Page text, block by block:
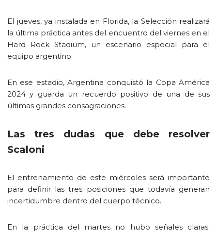
El jueves, ya instalada en Florida, la Selección realizará
la última práctica antes del encuentro del viernes en el
Hard Rock Stadium, un escenario especial para el
equipo argentino.
En ese estadio, Argentina conquistó la Copa América
2024 y guarda un recuerdo positivo de una de sus
últimas grandes consagraciones.
Las tres dudas que debe resolver
Scaloni
El entrenamiento de este miércoles será importante
para definir las tres posiciones que todavía generan
incertidumbre dentro del cuerpo técnico.
En la práctica del martes no hubo señales claras.